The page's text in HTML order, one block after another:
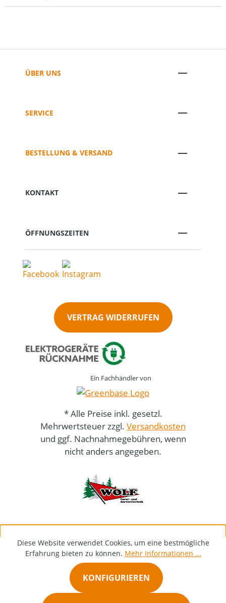
ÜBER UNS
SERVICE
BESTELLUNG & VERSAND
KONTAKT
ÖFFNUNGSZEITEN
VERTRAG WIDERRUFEN
Ein Fachhändler von
* Alle Preise inkl. gesetzl.
Mehrwertsteuer zzgl. Versandkosten
und ggf. Nachnahmegebühren, wenn
nicht anders angegeben.
Diese Website verwendet Cookies, um eine bestmögliche
Erfahrung bieten zu können. Mehr Informationen ...
KONFIGURIEREN